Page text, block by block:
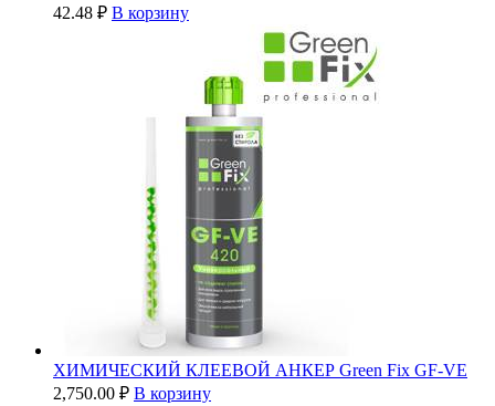
42.48 ₽ В корзину
ХИМИЧЕСКИЙ КЛЕЕВОЙ АНКЕР Green Fix GF-VE
2,750.00 ₽ В корзину